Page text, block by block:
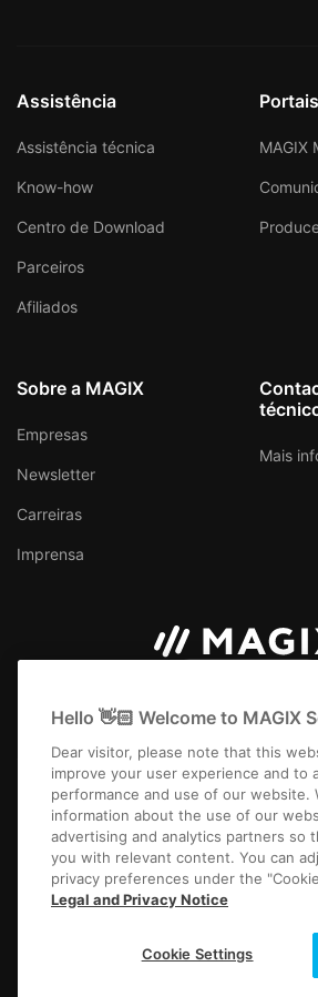
Assistência
Assistência técnica
Know-how
Centro de Download
Parceiros
Afiliados
Portais
MAGIX
Sobre a MAGIX
Empresas
Newsletter
Carreiras
Imprensa
Mais
Ficha TécnicaTermos e
Termos e condições do
Configurações de cookies
EULA
Desistir do contrato
Copyright © 2003-2026 MAGIX. Os nomes
Hello 👋🏻 Welcome to MAGIX
Dear visitor, please note that this
improve your user experience and to
performance and use of our website.
information about the use of our
advertising and analytics partners so
you with relevant content. You can
privacy preferences under the
Legal and Privacy Notice
Cookie Settings